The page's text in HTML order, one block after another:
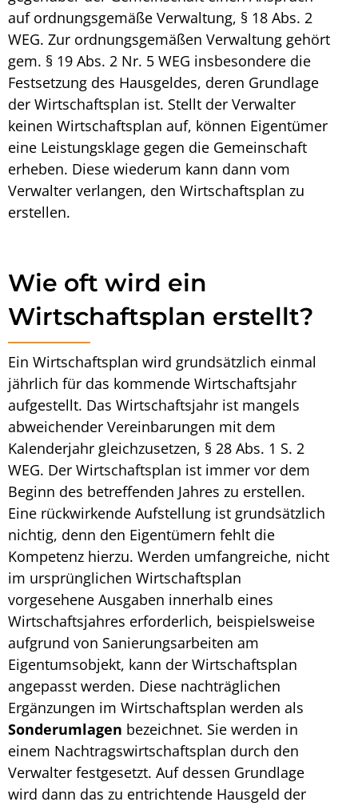
auf ordnungsgemäße Verwaltung, § 18 Abs. 2
WEG. Zur ordnungsgemäßen Verwaltung gehört
gem. § 19 Abs. 2 Nr. 5 WEG insbesondere die
Festsetzung des Hausgeldes, deren Grundlage
der Wirtschaftsplan ist. Stellt der Verwalter
keinen Wirtschaftsplan auf, können Eigentümer
eine Leistungsklage gegen die Gemeinschaft
erheben. Diese wiederum kann dann vom
Verwalter verlangen, den Wirtschaftsplan zu
erstellen.
Wie oft wird ein
Wirtschaftsplan erstellt?
Ein Wirtschaftsplan wird grundsätzlich einmal
jährlich für das kommende Wirtschaftsjahr
aufgestellt. Das Wirtschaftsjahr ist mangels
abweichender Vereinbarungen mit dem
Kalenderjahr gleichzusetzen, § 28 Abs. 1 S. 2
WEG. Der Wirtschaftsplan ist immer vor dem
Beginn des betreffenden Jahres zu erstellen.
Eine rückwirkende Aufstellung ist grundsätzlich
nichtig, denn den Eigentümern fehlt die
Kompetenz hierzu. Werden umfangreiche, nicht
im ursprünglichen Wirtschaftsplan
vorgesehene Ausgaben innerhalb eines
Wirtschaftsjahres erforderlich, beispielsweise
aufgrund von Sanierungsarbeiten am
Eigentumsobjekt, kann der Wirtschaftsplan
angepasst werden. Diese nachträglichen
Ergänzungen im Wirtschaftsplan werden als
Sonderumlagen bezeichnet. Sie werden in
einem Nachtragswirtschaftsplan durch den
Verwalter festgesetzt. Auf dessen Grundlage
wird dann das zu entrichtende Hausgeld der